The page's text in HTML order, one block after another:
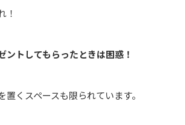
！
ントしてもらったときは困惑！
置くスペースも限られています。